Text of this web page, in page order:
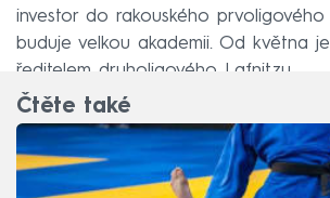
investor do rakouského
buduje velkou akademii. Od května
ředitelem druholigového Lafnitzu.
Čtěte také